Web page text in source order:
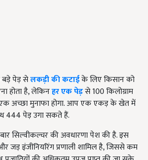
पेड़ सेलकड़ी की कटाईके लिए किसान को
होता है, लेकिनहर एक पेड़से 100 किलोग्राम
एक अच्छा मुनाफा होगा. आप एक एकड़ के खेत में
444 पेड़ उगा सकते हैं.
सिल्वीकल्चर की अवधारणा पेश की है. इस
जड़ इंजीनियरिंग प्रणाली शामिल है, जिससे कम